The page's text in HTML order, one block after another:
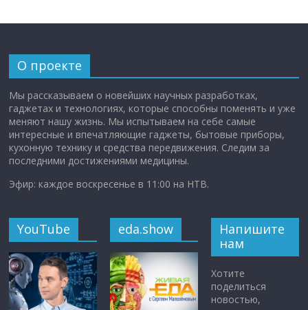
О проекте
Мы рассказываем о новейших научных разработках,
гаджетах и технологиях, которые способны поменять и уже
меняют нашу жизнь. Мы испытываем на себе самые
интересные и впечатляющие гаджеты, бытовые приборы,
кухонную технику и средства передвижения. Следим за
последними достижениями медицины.
Эфир: каждое воскресенье в 11:00 на НТВ.
YouTube eda.show
Напишите
нам
Хотите
поделиться
новостью,